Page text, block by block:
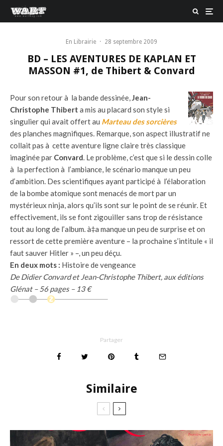
En Librairie · 28 septembre 2009
BD – LES AVENTURES DE KAPLAN ET
MASSON #1, de Thibert & Convard
Pour son retour à la bande dessinée,Jean-
Christophe Thibert a mis au placard son style si
singulier qui avait offert au Marteau des sorcières
des planches magnifiques. Remarque, son aspect illustratif ne
collait pas à cette aventure ligne claire très classique
imaginée par Convard. Le problème, c’est que si le dessin colle
à la perfection à l’ambiance, le scénario manque un peu
d’ambition. Des scientifiques ayant participé à l’élaboration
de la bombe atomique sont menacés de mort par un
mystérieux ninja, alors qu’ils sont sur le point de se réunir. Et
effectivement, ils se font zigouiller sans trop de résistance
tout au long de l’album. à‡a manque un peu de surprise et on
ressort de cette première aventure – la prochaine s’intitule « il
faut sauver Hitler » –, un peu déçu.
En deux mots : Histoire de vengeance
De Didier Convard et Jean-Christophe Thibert, aux éditions
Glénat – 56 pages – 13 €
Partager
Similaire